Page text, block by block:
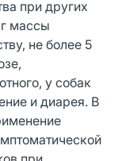
при других
массы
не более 5
у собак
и диарея. В